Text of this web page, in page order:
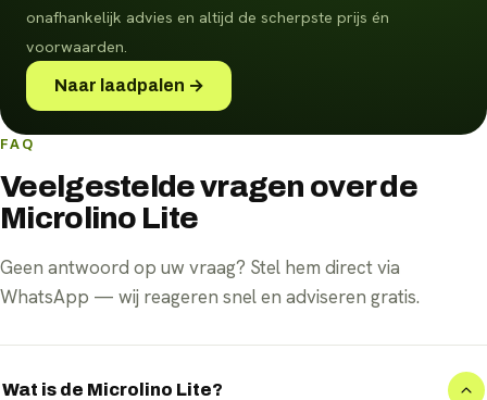
onafhankelijk advies en altijd de scherpste prijs én
voorwaarden.
Naar laadpalen →
FAQ
Veelgestelde vragen over de
Microlino Lite
Geen antwoord op uw vraag? Stel hem direct via
WhatsApp — wij reageren snel en adviseren gratis.
Wat is de Microlino Lite?